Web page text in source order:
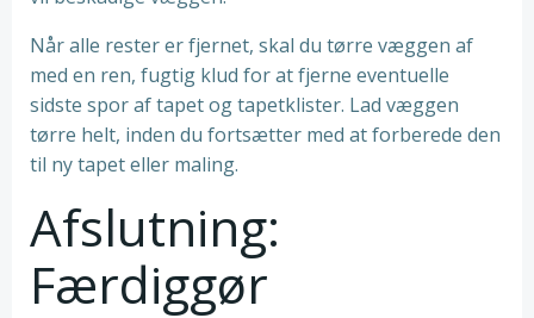
Når alle rester er fjernet, skal du tørre væggen af
med en ren, fugtig klud for at fjerne eventuelle
sidste spor af tapet og tapetklister. Lad væggen
tørre helt, inden du fortsætter med at forberede den
til ny tapet eller maling.
Afslutning:
Færdiggør